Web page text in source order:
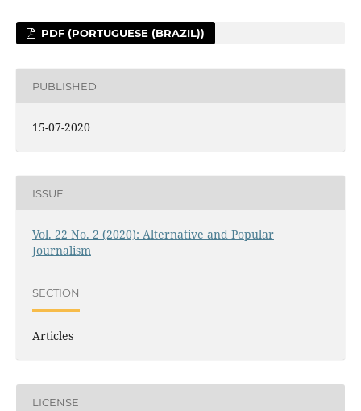
PDF (PORTUGUESE (BRAZIL))
PUBLISHED
15-07-2020
ISSUE
Vol. 22 No. 2 (2020): Alternative and Popular
Journalism
SECTION
Articles
LICENSE